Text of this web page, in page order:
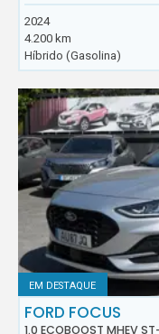
2024
4.200 km
Híbrido (Gasolina)
EM DESTAQUE
FORD FOCUS
1.0 ECOBOOST MHEV